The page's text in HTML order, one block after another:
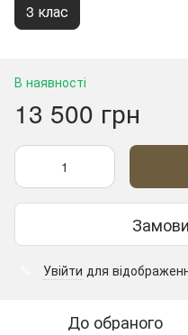
3 клас
В наявності
13 500 грн
Увійти для
До обраного